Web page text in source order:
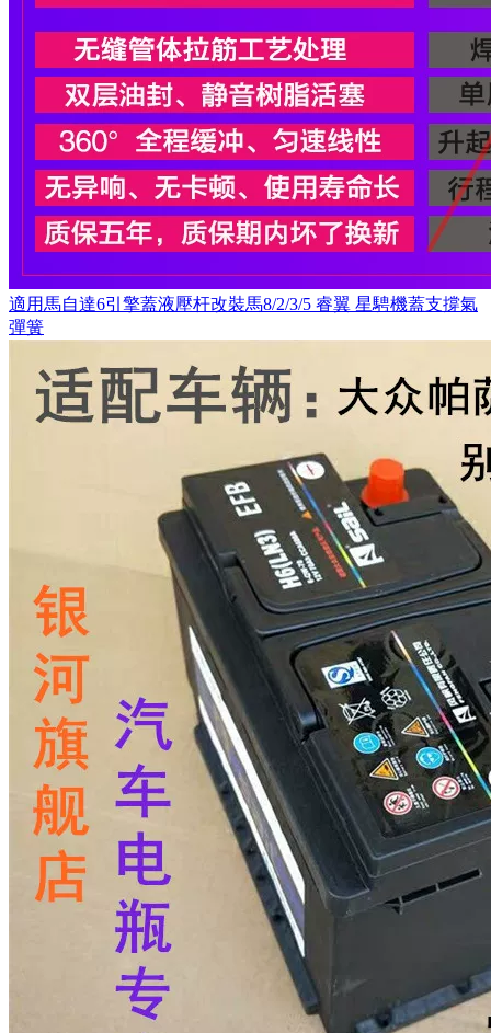
適用馬自達6引擎蓋液壓杆改裝馬8/2/3/5 睿翼 星騁機蓋支撐氣
彈簧